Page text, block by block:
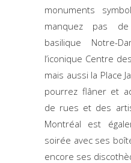
monuments
manquez pas
basilique Notre-
l’iconique Centre
mais aussi la Place
pourrez flâner et
de rues et des
Montréal est
soirée avec ses
encore ses